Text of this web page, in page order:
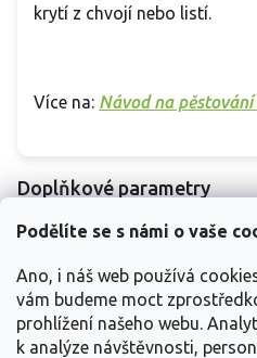
Podělíte se s námi o vaše
Ano, i náš web používá
vám budeme moct
prohlížení našeho webu.
k analýze návštěvnosti,
krytí z chvojí nebo listí.
Více na: Návod na
Doplňkové parametry
Kategorie :
Narcisy
Návod na
pěstování:
Návod na
na-pestovani-
Balení:
cibule 10/12